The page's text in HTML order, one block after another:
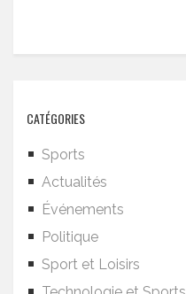
CATÉGORIES
Sports
Actualités
Événements
Politique
Sport et Loisirs